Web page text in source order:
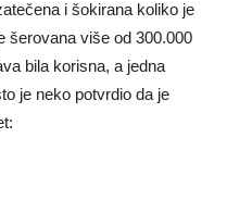
i šokirana koliko je
šerovana više od 300.000
bila korisna, a jedna
je neko potvrdio da je